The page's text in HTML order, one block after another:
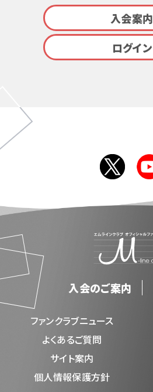
入会案内
ログイン
入会のご案内
ファンクラブニュース
よくあるご質問
サイト案内
個人情報保護方針